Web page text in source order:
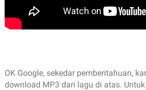
OK Google, sekedar pemberitahuan,
download MP3 dari lagu di atas.